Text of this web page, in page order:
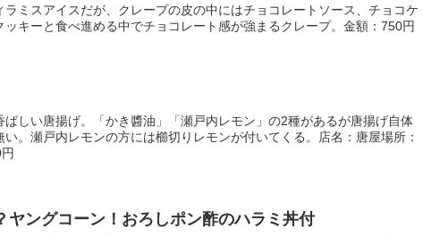
ラミスアイスだが、クレープの皮の中にはチョコレートソース、チョコケ
ッキーと食べ進める中でチョコレート感が強まるクレープ。金額：750円
ばしい唐揚げ。「かき醬油」「瀬戸内レモン」の2種があるが唐揚げ自体
。瀬戸内レモンの方には櫛切りレモンが付いてくる。店名：唐屋場所：
ヤングコーン！おろしポン酢のハラミ丼付